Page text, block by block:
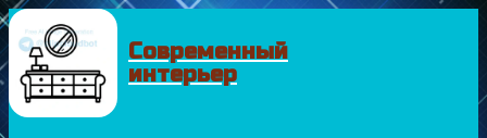
Menu
Современный
интерьер